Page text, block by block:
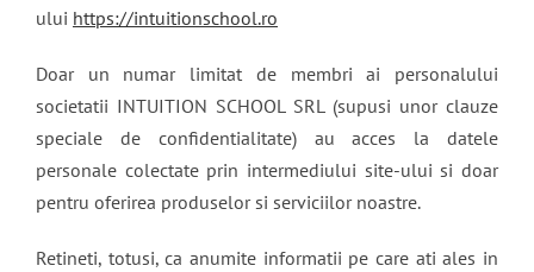
ului https://intuitionschool.ro
Doar un numar limitat de membri ai personalului
societatii INTUITION SCHOOL SRL (supusi unor clauze
speciale de confidentialitate) au acces la datele
personale colectate prin intermediului site-ului si doar
pentru oferirea produselor si serviciilor noastre.
Retineti, totusi, ca anumite informatii pe care ati ales in